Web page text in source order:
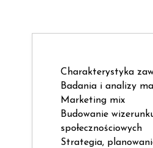
Charakterystyka
Badania i analizy
Marketing mix
Budowanie
społecznościowych
Strategia,